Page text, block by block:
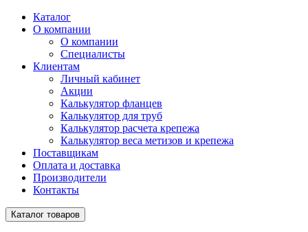
Каталог
О компании
О компании
Специалисты
Клиентам
Личный кабинет
Акции
Калькулятор фланцев
Калькулятор для труб
Калькулятор расчета крепежа
Калькулятор веса метизов и крепежа
Поставщикам
Оплата и доставка
Производители
Контакты
Каталог товаров